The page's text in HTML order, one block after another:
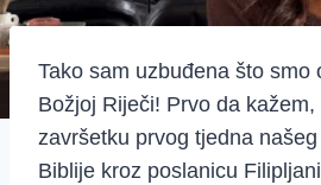
Tako sam uzbuđena što smo
Božjoj Riječi! Prvo da
završetku prvog tjedna
Biblije kroz poslanicu